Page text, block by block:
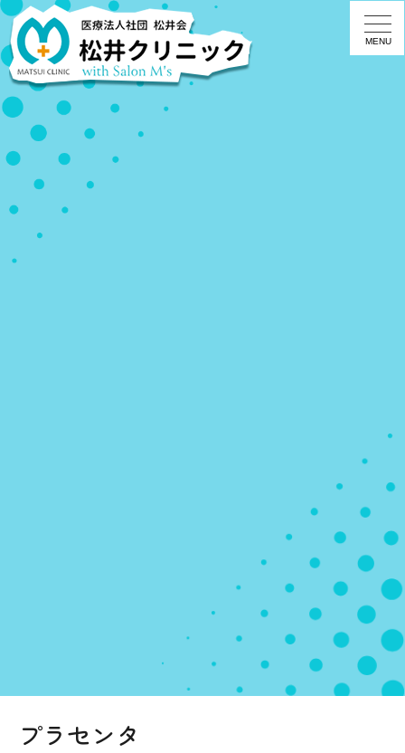
プラセンタ